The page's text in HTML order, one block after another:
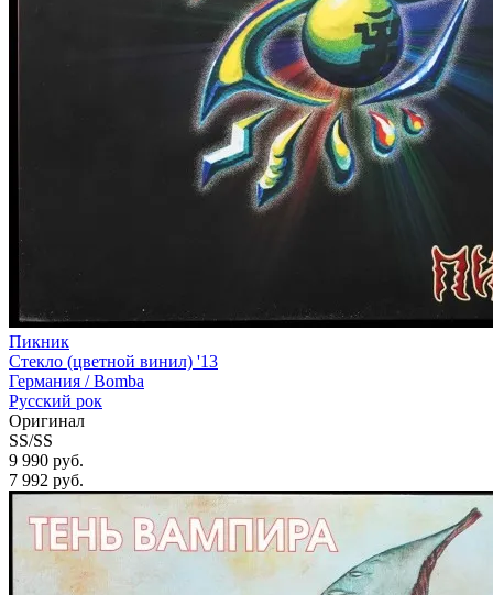
Пикник
Стекло (цветной винил) '13
Германия /Bomba
Русский рок
Оригинал
SS/SS
9 990 руб.
7 992 руб.